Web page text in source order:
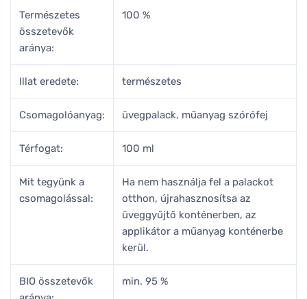
Természetes
összetevők
aránya:
100 %
Illat eredete: természetes
Csomagolóanyag: üvegpalack, műanyag szórófej
Térfogat: 100 ml
Mit tegyünk a
csomagolással:
Ha nem használja fel a palackot
otthon, újrahasznosítsa az
üveggyűjtő konténerben, az
applikátor a műanyag konténerbe
kerül.
BIO összetevők
min. 95 %